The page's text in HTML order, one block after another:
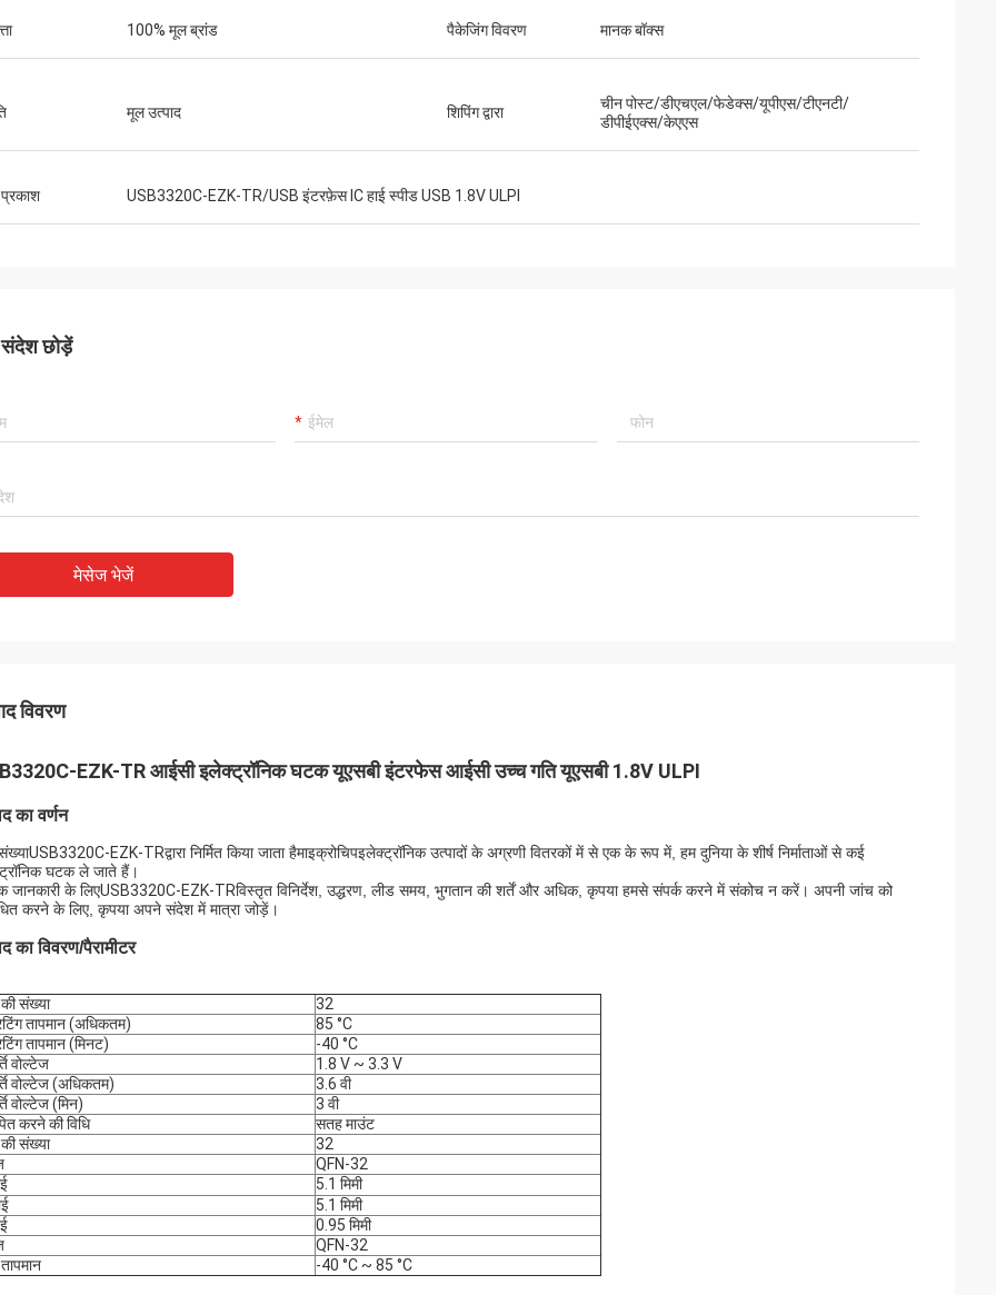
100% मूल ब्रांड पैकेजिंग विवरण मानक बॉक्स
मूल उत्पाद शिपिंग द्वारा
चीन पोस्ट/डीएचएल/फेडेक्स/यूपीएस/टीएनटी/
डीपीईएक्स/केएएस
USB3320C-EZK-TR/USB इंटरफ़ेस IC हाई स्पीड USB 1.8V ULPI
छोड़ें
मेसेज भेजें
विवरण
EZK-TR आईसी इलेक्ट्रॉनिक घटक यूएसबी इंटरफेस आईसी उच्च गति यूएसबी 1.8V ULPI
का वर्णन
USB3320C-EZK-TRद्वारा निर्मित किया जाता हैमाइक्रोचिपइलेक्ट्रॉनिक उत्पादों के अग्रणी वितरकों में से एक के रूप में, हम दुनिया के शीर्ष निर्माताओं से कई
घटक ले जाते हैं।
जानकारी के लिएUSB3320C-EZK-TRविस्तृत विनिर्देश, उद्धरण, लीड समय, भुगतान की शर्तें और अधिक, कृपया हमसे संपर्क करने में संकोच न करें। अपनी जांच को
करने के लिए, कृपया अपने संदेश में मात्रा जोड़ें।
का विवरण/पैरामीटर
की संख्या
32
तापमान (अधिकतम)
85 °C
तापमान (मिनट)
-40 °C
वोल्टेज
1.8 V ~ 3.3 V
वोल्टेज (अधिकतम)
3.6 वी
वोल्टेज (मिन)
3 वी
करने की विधि
सतह माउंट
की संख्या
32
QFN-32
5.1 मिमी
5.1 मिमी
0.95 मिमी
QFN-32
-40 °C ~ 85 °C